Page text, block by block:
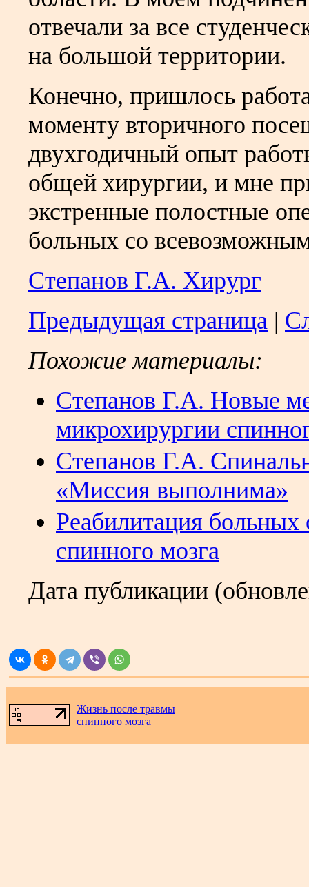
отвечали за все
на большой территории.
Конечно, пришлось
моменту вторичного
двухгодичный опыт
общей хирургии, и мне
экстренные полостные
больных со
Степанов Г.А. Хирург
Предыдущая страница |
Похожие материалы:
Степанов Г.А. Новые
микрохирургии
Степанов Г.А.
«Миссия выполнима»
Реабилитация больных
спинного мозга
Дата публикации
Жизнь после травмы
спинного мозга